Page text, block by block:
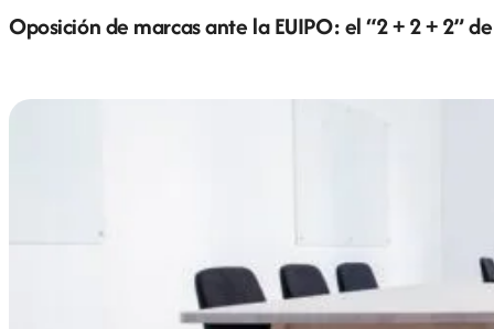
Oposición de marcas ante la EUIPO: el “2 + 2 + 2”